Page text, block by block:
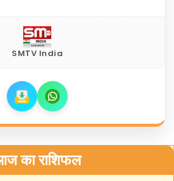
SMTV India
का राशिफल